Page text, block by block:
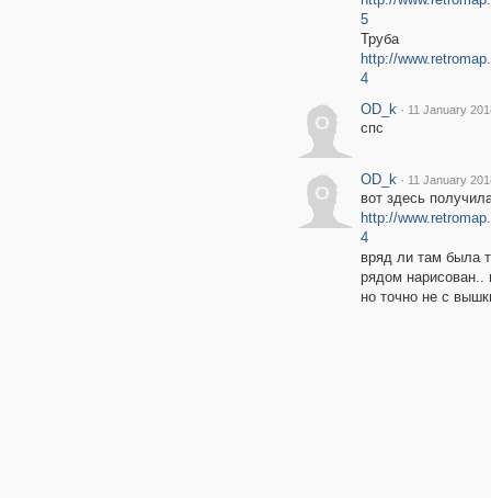
5
Труба
http://
4
O
OD_k · 11 January
спс
O
OD_k · 11 January
вот здесь
http://
4
вряд ли там была
рядом нарисован..
но точно не с